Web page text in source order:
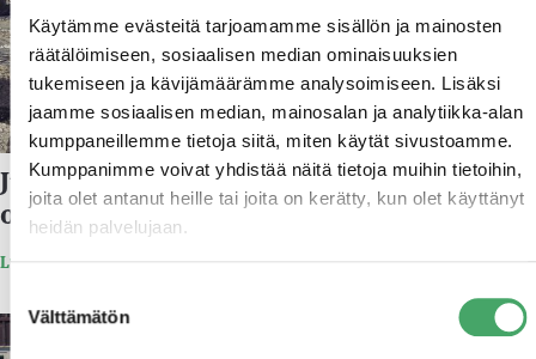
Käytämme evästeitä tarjoamamme sisällön ja mainosten
räätälöimiseen, sosiaalisen median ominaisuuksien
tukemiseen ja kävijämäärämme analysoimiseen. Lisäksi
jaamme sosiaalisen median, mainosalan ja analytiikka-alan
kumppaneillemme tietoja siitä, miten käytät sivustoamme.
Kumppanimme voivat yhdistää näitä tietoja muihin tietoihin,
joita olet antanut heille tai joita on kerätty, kun olet käyttänyt
heidän palvelujaan.
valinta
Välttämätön
Juuri Partners tukee Aalto-yliopiston
omistamisen professuuria
Lue lisää
27.1.2021